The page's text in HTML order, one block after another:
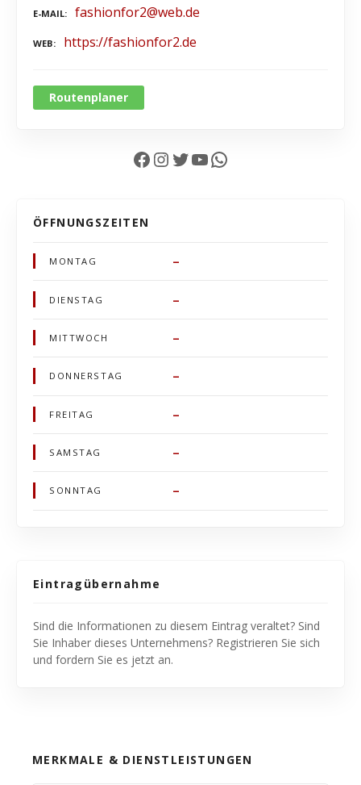
E-MAIL fashionfor2@web.de
WEB https://fashionfor2.de
Routenplaner
Facebook InstagramTwitter YouTube WhatsApp
ÖFFNUNGSZEITEN
MONTAG –
DIENSTAG –
MITTWOCH –
DONNERSTAG –
FREITAG –
SAMSTAG –
SONNTAG –
Eintragübernahme
Sind die Informationen zu diesem Eintrag veraltet? Sind
Sie Inhaber dieses Unternehmens? Registrieren Sie sich
und fordern Sie es jetzt an.
MERKMALE & DIENSTLEISTUNGEN